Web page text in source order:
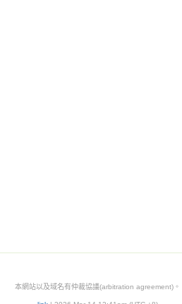
本網站以及域名有仲裁協議(arbitration agreement)。